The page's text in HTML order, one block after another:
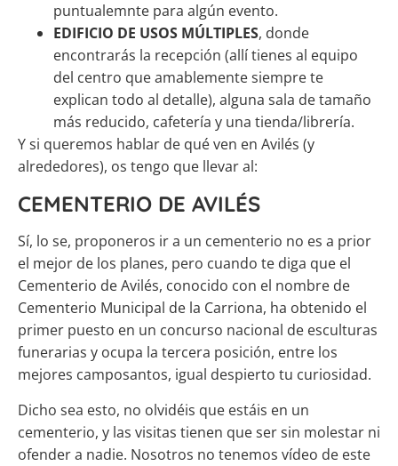
puntualemnte para algún evento.
EDIFICIO DE USOS MÚLTIPLES, donde
encontrarás la recepción (allí tienes al equipo
del centro que amablemente siempre te
explican todo al detalle), alguna sala de tamaño
más reducido, cafetería y una tienda/librería.
Y si queremos hablar de qué ven en Avilés (y
alrededores), os tengo que llevar al:
CEMENTERIO DE AVILÉS
Sí, lo se, proponeros ir a un cementerio no es a prior
el mejor de los planes, pero cuando te diga que el
Cementerio de Avilés, conocido con el nombre de
Cementerio Municipal de la Carriona, ha obtenido el
primer puesto en un concurso nacional de esculturas
funerarias y ocupa la tercera posición, entre los
mejores camposantos, igual despierto tu curiosidad.
Dicho sea esto, no olvidéis que estáis en un
cementerio, y las visitas tienen que ser sin molestar ni
ofender a nadie. Nosotros no tenemos vídeo de este